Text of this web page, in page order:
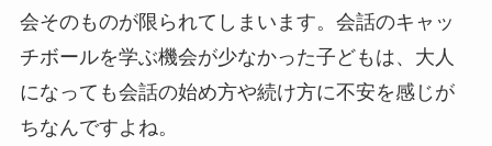
会そのものが限られてしまいます。会話のキャッ
チボールを学ぶ機会が少なかった子どもは、大人
になっても会話の始め方や続け方に不安を感じが
ちなんですよね。